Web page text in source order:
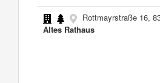
Rottmayrstraße 16,
Altes Rathaus